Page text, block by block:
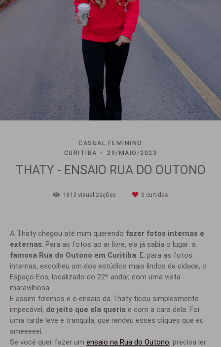
CASUAL FEMININO
CURITIBA
29/MAIO/2023
THATY - ENSAIO RUA DO OUTONO
1813 visualizações 0 curtidas
A Thaty chegou até mim querendo fazer fotos internas e
externas. Para as fotos ao ar livre, ela já sabia o lugar: a
famosa Rua do Outono em Curitiba. E, para as fotos
internas, escolheu um dos estúdios mais lindos da cidade, o
Espaço Eos, localizado do 22º andar, com uma vista
maravilhosa.
E assim fizemos e o ensaio da Thaty ficou simplesmente
impecável, do jeito que ela queria e com a cara dela. Foi
uma tarde leve e tranquila, que rendeu esses cliques que eu
ameeeeei.
Se você quer fazer um ensaio na Rua do Outono, precisa ler